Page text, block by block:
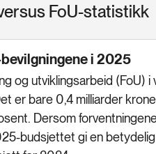
FoU-statistikk
i 2025
og utviklingsarbeid
er bare 0,4 milliarder
Dersom
budsjettet gi en